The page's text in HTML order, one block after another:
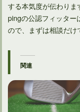
する本気度が伝わりま
pingの公認フィッター
ので、まずは相談だけ
関連